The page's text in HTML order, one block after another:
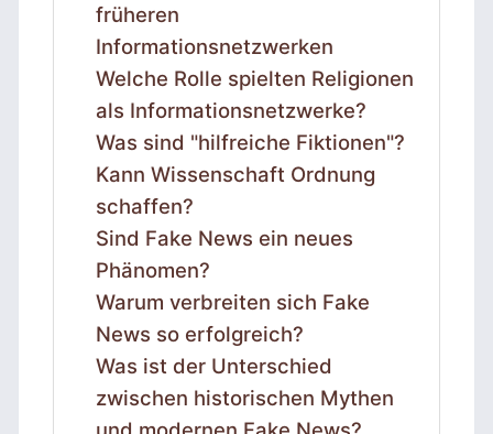
früheren
Informationsnetzwerken
Welche Rolle spielten Religionen
als Informationsnetzwerke?
Was sind "hilfreiche Fiktionen"?
Kann Wissenschaft Ordnung
schaffen?
Sind Fake News ein neues
Phänomen?
Warum verbreiten sich Fake
News so erfolgreich?
Was ist der Unterschied
zwischen historischen Mythen